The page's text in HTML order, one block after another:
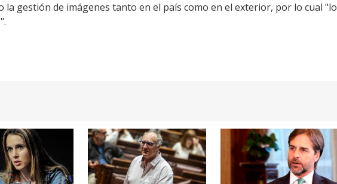
la gestión de imágenes tanto en el país como en el exterior, por lo cual "lo